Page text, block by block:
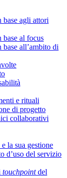
agli attori
al focus
all’ambito di
e rituali
di progetto
collaborativi
la sua gestione
d’uso del servizio
touchpointdel